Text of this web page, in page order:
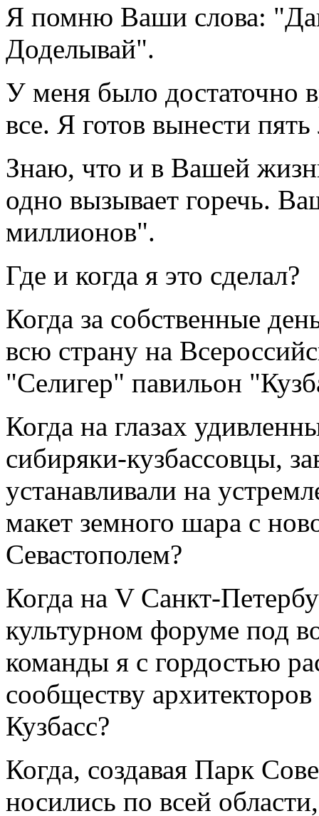
Я помню Ваши слова:
Доделывай".
У меня было достаточно
все. Я готов вынести
Знаю, что и в Вашей
одно вызывает горечь.
миллионов".
Где и когда я это сделал?
Когда за собственные
всю страну на
"Селигер" павильон
Когда на глазах
сибиряки-кузбассовцы,
устанавливали на
макет земного шара с
Севастополем?
Когда на V Санкт-
культурном форуме под
команды я с гордостью
сообществу
Кузбасс?
Когда, создавая Парк
носились по всей